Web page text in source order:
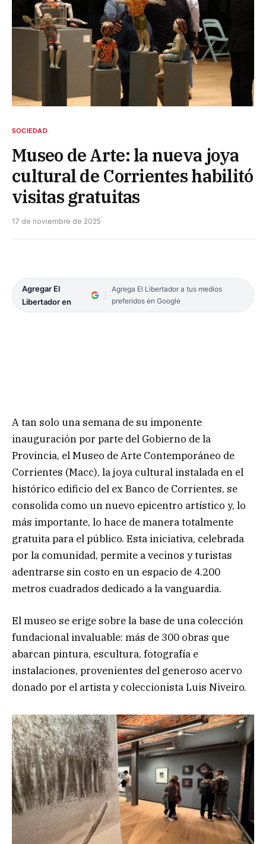
SOCIEDAD
Museo de Arte: la nueva joya
cultural de Corrientes habilitó
visitas gratuitas
17 de noviembre de 2025
Agregar El
Libertador en
Agrega El Libertador a tus medios
preferidos en Google
A tan solo una semana de su imponente
inauguración por parte del Gobierno de la
Provincia, el Museo de Arte Contemporáneo de
Corrientes (Macc), la joya cultural instalada en el
histórico edificio del ex Banco de Corrientes, se
consolida como un nuevo epicentro artístico y, lo
más importante, lo hace de manera totalmente
gratuita para el público. Esta iniciativa, celebrada
por la comunidad, permite a vecinos y turistas
adentrarse sin costo en un espacio de 4.200
metros cuadrados dedicado a la vanguardia.
El museo se erige sobre la base de una colección
fundacional invaluable: más de 300 obras que
abarcan pintura, escultura, fotografía e
instalaciones, provenientes del generoso acervo
donado por el artista y coleccionista Luis Niveiro.